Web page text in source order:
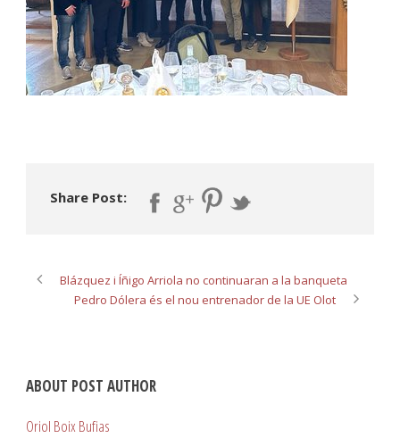
Share Post:
Blázquez i Íñigo Arriola no continuaran a la banqueta
Pedro Dólera és el nou entrenador de la UE Olot
ABOUT POST AUTHOR
Oriol Boix Bufias